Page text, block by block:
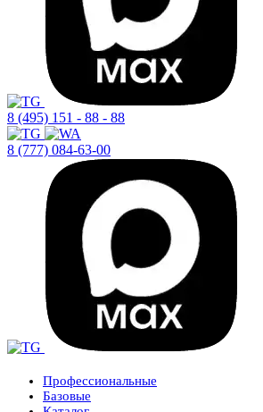
8 (495) 151 - 88 - 88
8 (777) 084-63-00
Профессиональные
Базовые